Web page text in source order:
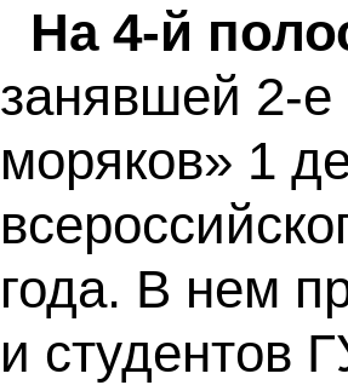
На 4-й
занявшей 2-е
моряков» 1
года. В нем
и студентов